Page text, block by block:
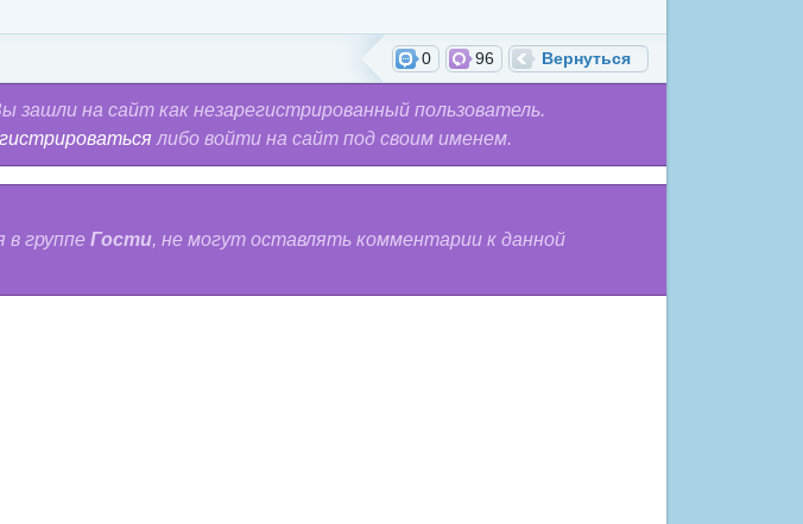
Вернуться
96
0
на сайт как незарегистрированный пользователь.
либо войти на сайт под своим именем.
группе Гости, не могут оставлять комментарии к данной